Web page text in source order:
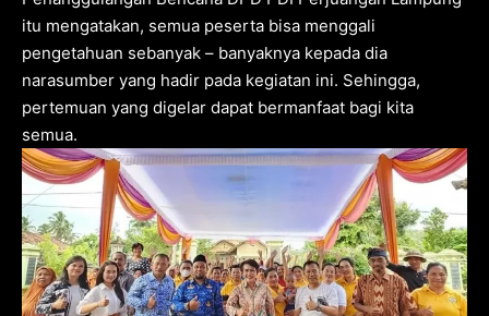
itu mengatakan, semua peserta bisa menggali
pengetahuan sebanyak – banyaknya kepada dia
narasumber yang hadir pada kegiatan ini. Sehingga,
pertemuan yang digelar dapat bermanfaat bagi kita
semua.